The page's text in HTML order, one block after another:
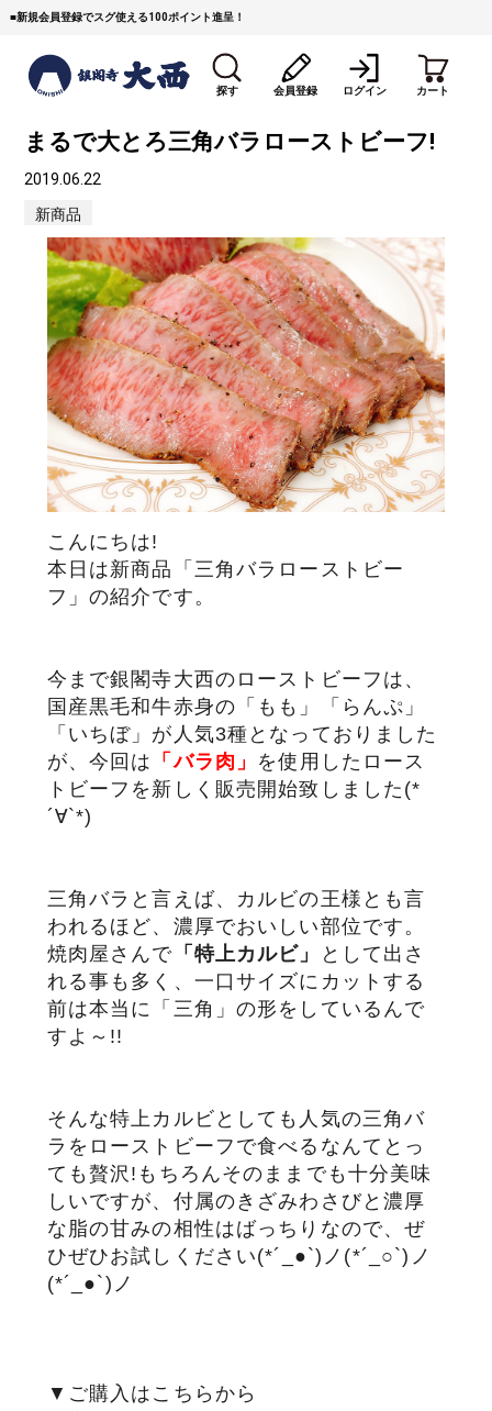
■新規会員登録でスグ使える100ポイント進呈！
探す
すき焼き 焼 肉 ステーキ
しゃぶしゃぶ コマ切れミンチ ローストビーフ
焼豚など（豚肉の加工
品）
牛丼など（牛肉の加工
品）
カレー・コロッケ・ハン
バーグ
タレ類 村沢牛 京丹波平井牛
サステナブル・和牛
（熟）
会員登録 ログイン カート
まるで大とろ三角バラローストビーフ!
2019.06.22
新商品
こんにちは!
本日は新商品「三角バラローストビー
フ」の紹介です。
今まで銀閣寺大西のローストビーフは、
国産黒毛和牛赤身の「もも」「らんぷ」
「いちぼ」が人気3種となっておりました
が、今回は 「バラ肉」 を使用したロース
トビーフを新しく販売開始致しました(*
´∀`*)
三角バラと言えば、カルビの王様とも言
われるほど、濃厚でおいしい部位です。
焼肉屋さんで 「特上カルビ」
として出さ
れる事も多く、一口サイズにカットする
前は本当に「三角」の形をしているんで
すよ～!!
そんな特上カルビとしても人気の三角バ
ラをローストビーフで食べるなんてとっ
ても贅沢!もちろんそのままでも十分美味
しいですが、付属のきざみわさびと濃厚
な脂の甘みの相性はばっちりなので、ぜ
ひぜひお試しください(*´_●`)ノ(*´_○`)ノ
(*´_●`)ノ
▼ご購入はこちらから